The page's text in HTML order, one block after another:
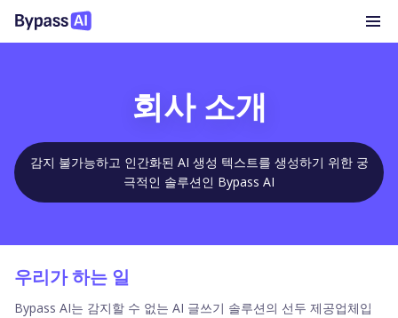
회사 소개
감지 불가능하고 인간화된 AI 생성 텍스트를 생성하기 위한 궁
극적인 솔루션인 Bypass AI
우리가 하는 일
Bypass AI는 감지할 수 없는 AI 글쓰기 솔루션의 선두 제공업체입